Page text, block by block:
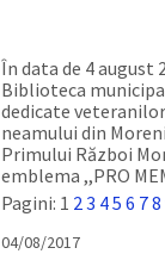
În data de 4 august
Biblioteca
dedicate
neamului din
Primului Război
emblema ,,PRO
Pagini: 1 2 3 45 6 78
04/08/2017